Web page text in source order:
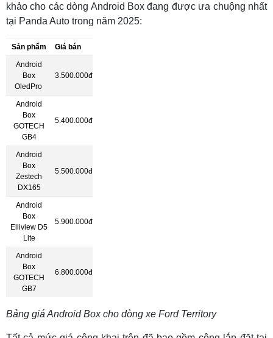
khảo cho các dòng Android Box đang được ưa chuộng nhất
tại Panda Auto trong năm 2025:
Sản phẩm Giá bán
Android
Box
OledPro
3.500.000đ
Android
Box
GOTECH
GB4
5.400.000đ
Android
Box
Zestech
DX165
5.500.000đ
Android
Box
Elliview D5
Lite
5.900.000đ
Android
Box
GOTECH
GB7
6.800.000đ
Bảng giá Android Box cho dòng xe Ford Territory